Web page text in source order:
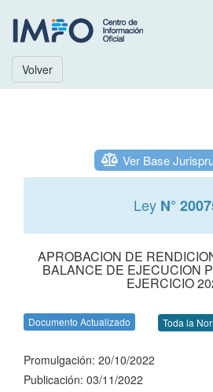
Volver
Ver Base
Ley N°
APROBACION DE
BALANCE DE EJECUCION
EJERCICIO
Documento Actualizado Toda la
Promulgación: 20/10/2022
Publicación: 03/11/2022